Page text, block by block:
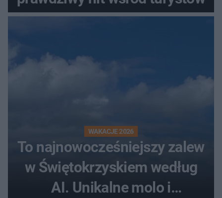
WAKACJE 2026
To najnowocześniejszy zalew
w Świętokrzyskiem według
AI. Unikalne molo i